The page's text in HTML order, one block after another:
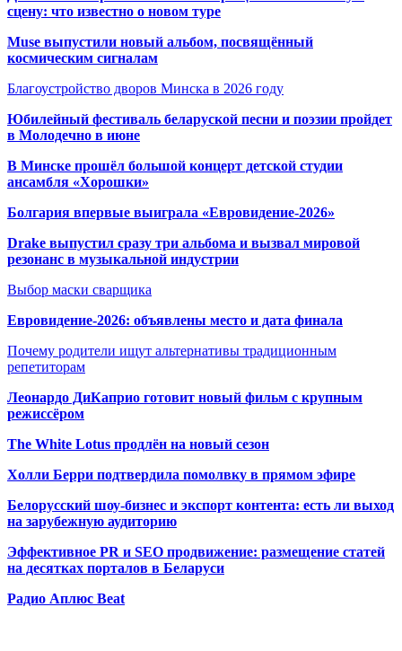
сцену: что известно о новом туре
Muse выпустили новый альбом, посвящённый
космическим сигналам
Благоустройство дворов Минска в 2026 году
Юбилейный фестиваль беларуской песни и поэзии пройдет
в Молодечно в июне
В Минске прошёл большой концерт детской студии
ансамбля «Хорошки»
Болгария впервые выиграла «Евровидение-2026»
Drake выпустил сразу три альбома и вызвал мировой
резонанс в музыкальной индустрии
Выбор маски сварщика
Евровидение-2026: объявлены место и дата финала
Почему родители ищут альтернативы традиционным
репетиторам
Леонардо ДиКаприо готовит новый фильм с крупным
режиссёром
The White Lotus продлён на новый сезон
Холли Берри подтвердила помолвку в прямом эфире
Белорусский шоу-бизнес и экспорт контента: есть ли выход
на зарубежную аудиторию
Эффективное PR и SEO продвижение: размещение статей
на десятках порталов в Беларуси
Радио Аплюс Beat